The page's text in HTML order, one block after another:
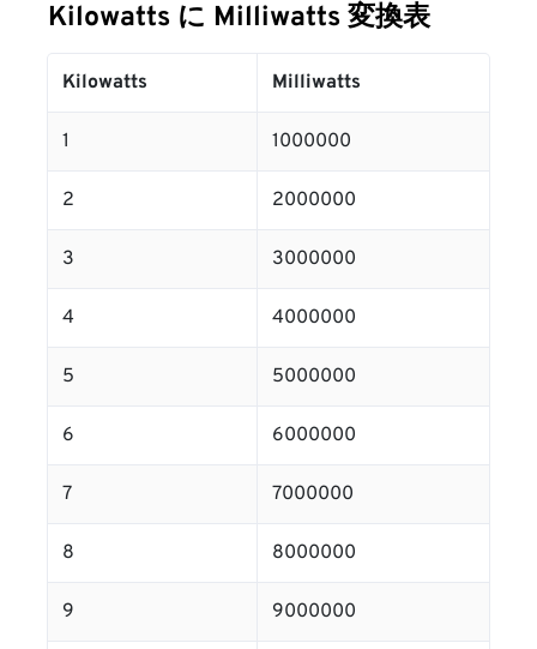
Kilowatts に Milliwatts 変換表
Kilowatts Milliwatts
1 1000000
2 2000000
3 3000000
4 4000000
5 5000000
6 6000000
7 7000000
8 8000000
9 9000000